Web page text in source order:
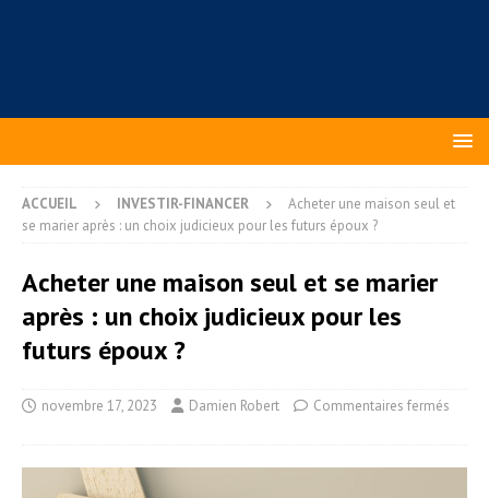
ACCUEIL INVESTIR-FINANCER
Acheter une maison seul et
se marier après : un choix judicieux pour les futurs époux ?
Acheter une maison seul et se marier
après : un choix judicieux pour les
futurs époux ?
novembre 17, 2023 Damien Robert Commentaires fermés